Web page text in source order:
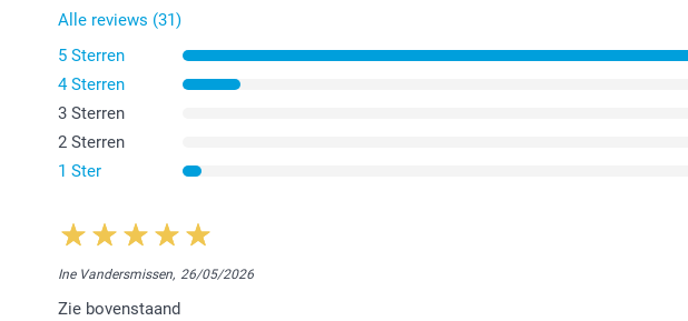
Alle reviews (31)
5 Sterren
4 Sterren
3 Sterren
2 Sterren
1 Ster
Ine Vandersmissen, 26/05/2026
Zie bovenstaand